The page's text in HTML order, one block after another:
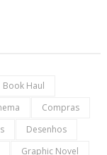
Book Haul
Compras
Desenhos
Graphic Novel